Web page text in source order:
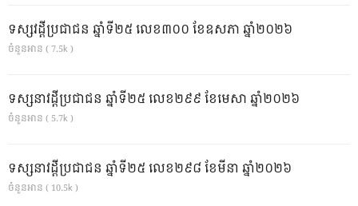
ទស្សវដ្តីប្រជាជន ឆ្នាំទី២៥ លេខ៣០០ ខែឧសភា ឆ្នាំ២០២៦
ចំនួនអាន ( 7.5k )
ទស្សនាវដ្ដីប្រជាជន ឆ្នាំទី២៥ លេខ២៩៩ ខែមេសា ឆ្នាំ២០២៦
ចំនួនអាន ( 5.7k )
ទស្សនាវដ្ដីប្រជាជន ឆ្នាំទី២៥ លេខ២៩៨ ខែមីនា ឆ្នាំ២០២៦
ចំនួនអាន ( 10.5k )